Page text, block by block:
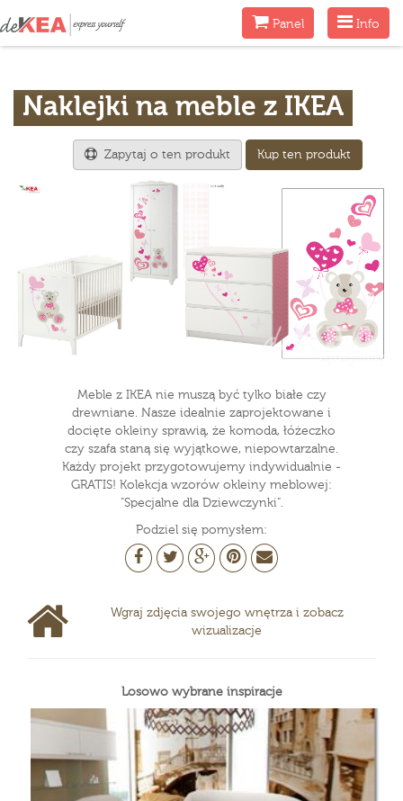
Menu
Info
MenuPanel
Naklejki na meble z IKEA
Zapytaj o ten produkt Kup ten produkt
Meble z IKEA nie muszą być tylko białe czy
drewniane. Nasze idealnie zaprojektowane i
docięte okleiny sprawią, że komoda, łóżeczko
czy szafa staną się wyjątkowe, niepowtarzalne.
Każdy projekt przygotowujemy indywidualnie -
GRATIS! Kolekcja wzorów okleiny meblowej:
"Specjalne dla Dziewczynki".
Podziel się pomysłem:
Wgraj zdjęcia swojego wnętrza i zobacz
wizualizacje
Losowo wybrane inspiracje